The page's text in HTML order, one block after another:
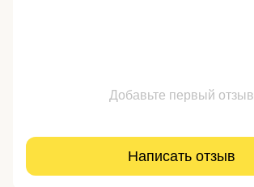
Добавьте первый отзыв
Написать отзыв